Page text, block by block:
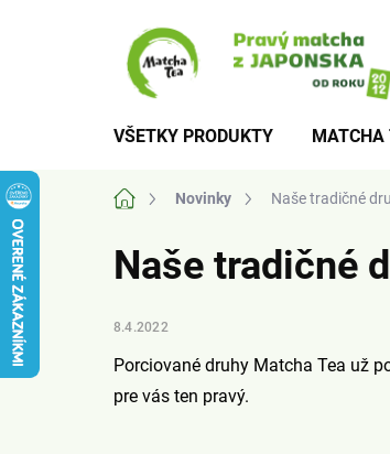
VŠETKY PRODUKTY MATCHA
DomovNovinky Naše tradičné
Naše tradičné
8.4.2022
Porciované druhy Matcha Tea už
pre vás ten pravý.